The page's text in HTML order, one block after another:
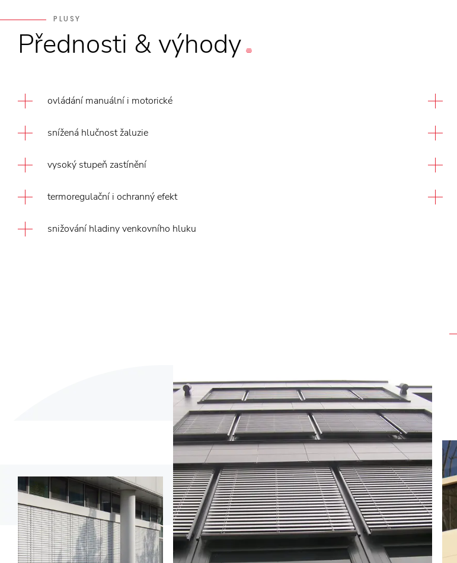
PLUSY
Přednosti & výhody
ovládání manuální i motorické
snížená hlučnost žaluzie
vysoký stupeň zastínění
termoregulační i ochranný efekt
snižování hladiny venkovního hluku